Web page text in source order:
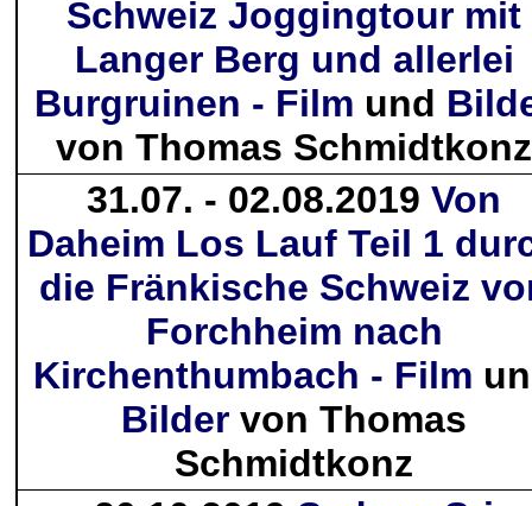
Schweiz Joggingtour mit
Langer Berg und allerlei
Burgruinen - Film und
von Thomas Schmidtkonz
31.07. - 02.08.2019 Von
Daheim Los Lauf Teil 1
die Fränkische Schweiz
Forchheim nach
Kirchenthumbach - Film
Bilder von Thomas
Schmidtkonz